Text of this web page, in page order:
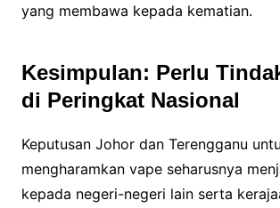
yang membawa kepada kematian.
Kesimpulan: Perlu
di Peringkat Nasional
Keputusan Johor dan Terengganu
mengharamkan vape seharusnya
kepada negeri-negeri lain serta